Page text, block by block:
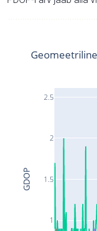
1
1.5
2
2.5
GDOP